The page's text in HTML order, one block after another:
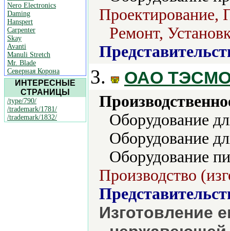
Nero Electronics
Daming
Hanspert
Carpenter
Skay
Avanti
Manuli Stretch
Mr. Blade
Северная Корона
ИНТЕРЕСНЫЕ
СТРАНИЦЫ
/type/790/
/trademark/1781/
/trademark/1832/
Проектирование,
Ремонт,
3. ОАО
Оборудование
Оборудование
Оборудование
Производство
Изготовление